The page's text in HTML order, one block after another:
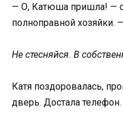
— О, Катюша пришла! —
полноправной хозяйки.
Не стесняйся. В
Катя поздоровалась,
дверь. Достала телефон.